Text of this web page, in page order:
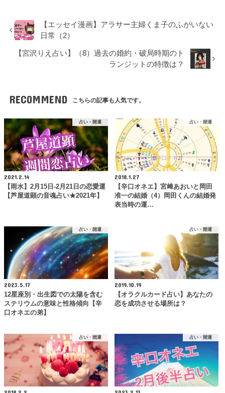
【エッセイ漫画】アラサー主婦くま子のふがいない
日常（2）
【宮沢りえ占い】（8）過去の婚約・破局時期のト
ランジットの特徴は？
RECOMMEND こちらの記事も人気です。
占い・開運
2021.2.14
【雨水】2月15日-2月21日の恋愛運
【芦屋道顕の音魂占い★2021年】
占い・開運
2018.1.27
【辛口オネエ】宮﨑あおいと岡田
准一の結婚（4）岡田くんの結婚発
表当時の運…
占い・開運
2023.5.17
12星座別・出生図での太陽を含む
ステリウムの意味と性格傾向【辛
口オネエの弟】
占い・開運
2019.10.19
【オラクルカード占い】あなたの
恋を成功させる場所は？
占い・開運 占い・開運